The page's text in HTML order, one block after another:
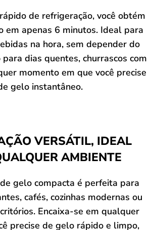
de refrigeração, você obtém
em apenas 6 minutos. Ideal para
na hora, sem depender do
dias quentes, churrascos com
momento em que você precise
gelo instantâneo.
VERSÁTIL, IDEAL
AMBIENTE
gelo compacta é perfeita para
cafés, cozinhas modernas ou
Encaixa-se em qualquer
precise de gelo rápido e limpo,